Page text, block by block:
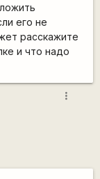
его не
расскажите
и что надо
more_vert